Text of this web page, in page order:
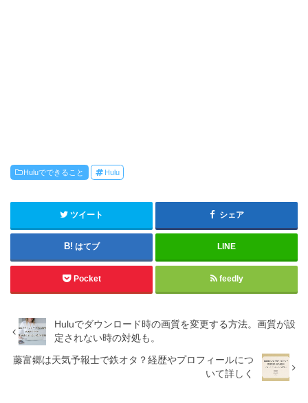
Huluでできること Hulu
ツイート シェア
はてブ LINE
Pocket feedly
Huluでダウンロード時の画質を変更する方法。画質が設
定されない時の対処も。
藤富郷は天気予報士で鉄オタ？経歴やプロフィールにつ
いて詳しく